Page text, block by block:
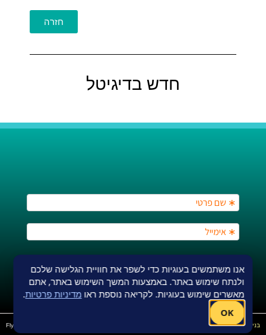
אנו משתמשים בעוגיות כדי לשפר את חוויית הגלישה שלכם
ולנתח שימוש באתר. באמצעות המשך השימוש באתר, אתם
מאשרים שימוש בעוגיות. לקריאה נוספת ראו מדיניות פרטיות.
OK
חזרה
חדש בדיגיטל
בניית אתר תדמית Fly Guy
Fly Guy